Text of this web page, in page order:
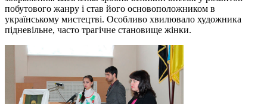
побутового жанру і став його основоположником в
українському мистецтві. Особливо хвилювало художника
підневільне, часто трагічне становище жінки.